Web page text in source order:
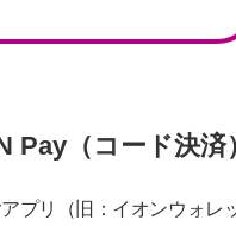
Pay（コード決済
プリ（旧：イオンウォレ